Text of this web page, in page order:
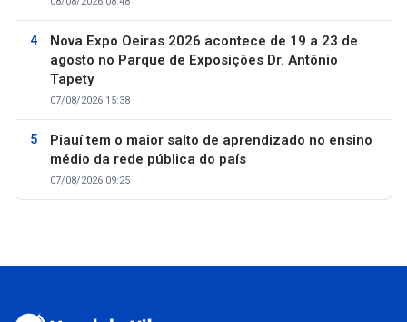
Nova Expo Oeiras 2026 acontece de 19 a 23 de
agosto no Parque de Exposições Dr. Antônio
Tapety
07/08/2026 15:38
Piauí tem o maior salto de aprendizado no ensino
médio da rede pública do país
07/08/2026 09:25